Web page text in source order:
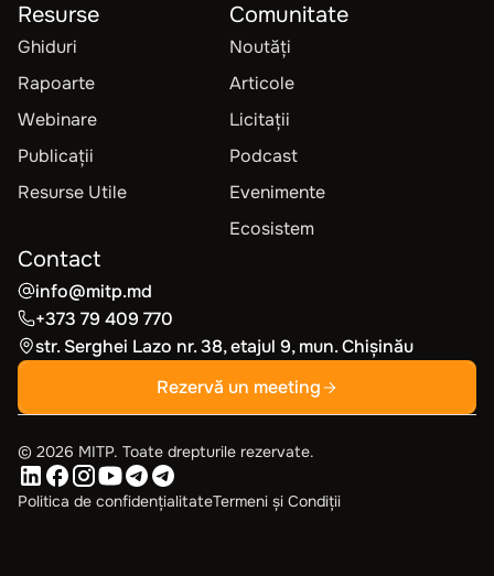
Resurse
Ghiduri
Rapoarte
Webinare
Publicații
Resurse Utile
Comunitate
Noutăți
Articole
Licitații
Podcast
Evenimente
Ecosistem
Contact
info@mitp.md
+373 79 409 770
str. Serghei Lazo nr. 38, etajul 9, mun. Chișinău
Rezervă un meeting
© 2026 MITP. Toate drepturile rezervate.
Politica de confidențialitateTermeni și Condiții